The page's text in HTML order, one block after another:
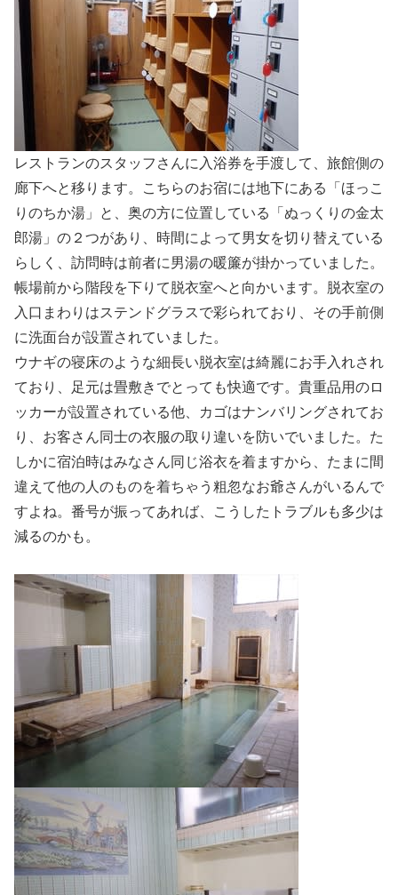
レストランのスタッフさんに入浴券を手渡して、旅館側の
廊下へと移ります。こちらのお宿には地下にある「ほっこ
りのちか湯」と、奥の方に位置している「ぬっくりの金太
郎湯」の２つがあり、時間によって男女を切り替えている
らしく、訪問時は前者に男湯の暖簾が掛かっていました。
帳場前から階段を下りて脱衣室へと向かいます。脱衣室の
入口まわりはステンドグラスで彩られており、その手前側
に洗面台が設置されていました。
ウナギの寝床のような細長い脱衣室は綺麗にお手入れされ
ており、足元は畳敷きでとっても快適です。貴重品用のロ
ッカーが設置されている他、カゴはナンバリングされてお
り、お客さん同士の衣服の取り違いを防いでいました。た
しかに宿泊時はみなさん同じ浴衣を着ますから、たまに間
違えて他の人のものを着ちゃう粗忽なお爺さんがいるんで
すよね。番号が振ってあれば、こうしたトラブルも多少は
減るのかも。